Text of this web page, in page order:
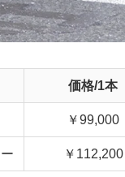
価格/1本
￥99,000
￥112,200